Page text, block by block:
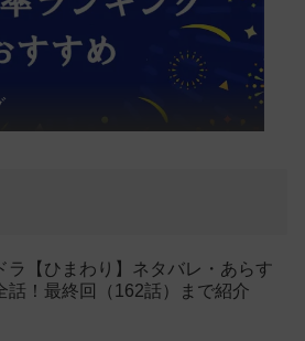
ラ【ひまわり】ネタバレ・あらす
話！最終回（162話）まで紹介